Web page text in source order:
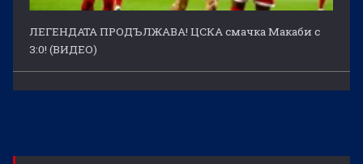
ЛЕГЕНДАТА ПРОДЪЛЖАВА! ЦСКА смачка Макаби с
3:0! (ВИДЕО)